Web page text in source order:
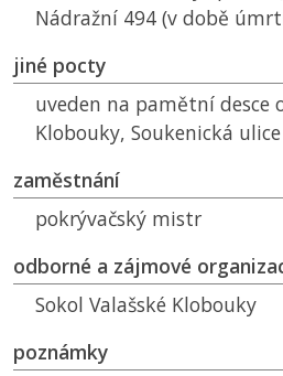
Nádražní 494 (v době
jiné pocty
uveden na pamětní desce
Klobouky, Soukenická ulice
zaměstnání
pokrývačský mistr
odborné a zájmové
Sokol Valašské Klobouky
poznámky